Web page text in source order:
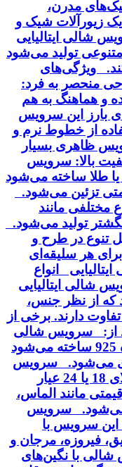
مدرن،
زیورآلات شیک و
شالی ایتالیایی
تولید می‌شود
ویژگی‌های
منحصر به فرد:
و هماهنگ به هم
بارز این سرویس
از خطوط نرم و
ظاهری بسیار
بالا: سرویس
یا طلا ساخته می‌شود
تزئین می‌شود.
مختلفی مانند
تولید می‌شود.
تنوع در طرح و
هر سلیقه‌ای
انواع
شالی ایتالیایی
که از نظر جنس،
دارند. برخی از
از: سرویس شالی
نقره: این نوع سرویس از نقره 925 ساخته می‌شود
می‌شود. سرویس
شالی طلا: این سرویس از طلای 18 یا 24 عیار
مانند الماس،
می‌شود. سرویس
سرویس با
فیروزه، مرجان و
با نگین‌های